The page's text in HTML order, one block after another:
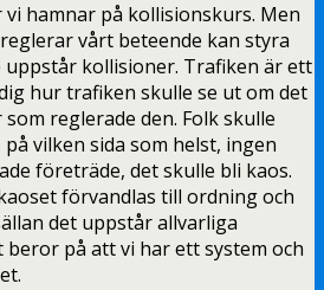
hamnar på kollisionskurs. Men
vårt beteende kan styra
uppstår kollisioner. Trafiken är ett
hur trafiken skulle se ut om det
reglerade den. Folk skulle
vilken sida som helst, ingen
företräde, det skulle bli kaos.
förvandlas till ordning och
det uppstår allvarliga
på att vi har ett system och